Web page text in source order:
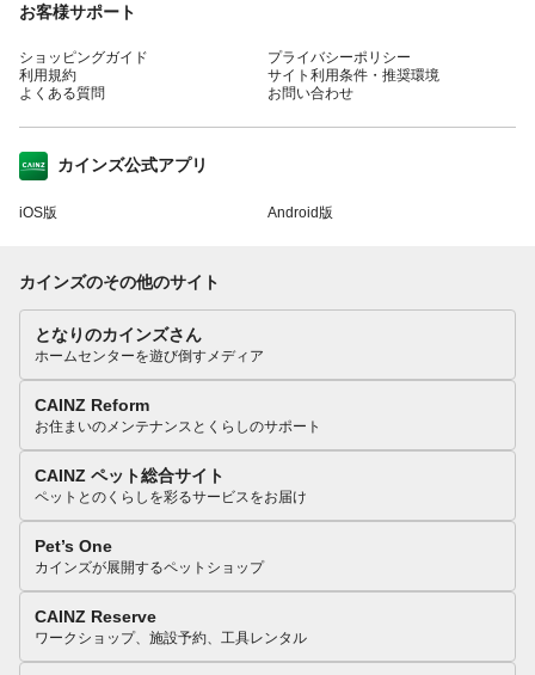
お客様サポート
ショッピングガイド
利用規約
よくある質問
プライバシーポリシー
サイト利用条件・推奨環境
お問い合わせ
カインズ公式アプリ
iOS版 Android版
カインズのその他のサイト
となりのカインズさん
ホームセンターを遊び倒すメディア
CAINZ Reform
お住まいのメンテナンスとくらしのサポート
CAINZ ペット総合サイト
ペットとのくらしを彩るサービスをお届け
Pet’s One
カインズが展開するペットショップ
CAINZ Reserve
ワークショップ、施設予約、工具レンタル